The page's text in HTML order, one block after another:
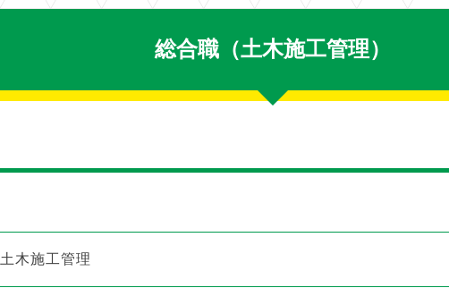
総合職（土木施工管理）
土木施工管理